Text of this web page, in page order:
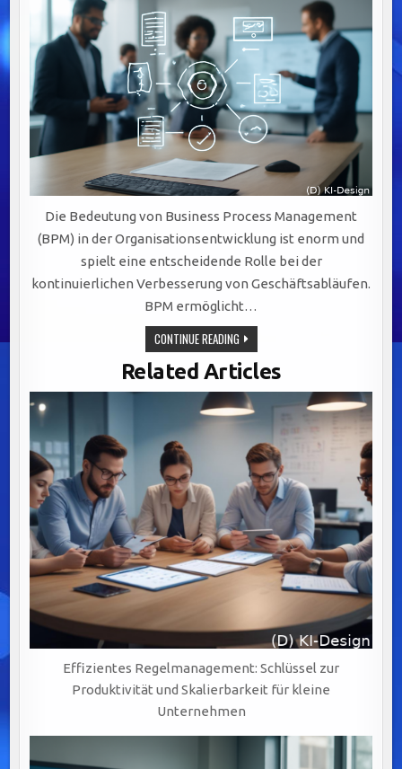
Die Bedeutung von Business Process Management
(BPM) in der Organisationsentwicklung ist enorm und
spielt eine entscheidende Rolle bei der
kontinuierlichen Verbesserung von Geschäftsabläufen.
BPM ermöglicht…
CONTINUE READINGSTRATEGISCHE
BEDEUTUNG
VON
BUSINESS
PROCESS
MANAGEMENT
FÜR
EFFIZIENZ,
AGILITÄT
UND
Related Articles
Effizientes Regelmanagement: Schlüssel zur
Produktivität und Skalierbarkeit für kleine
Unternehmen